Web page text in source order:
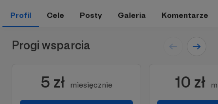
Profil Cele Posty Galeria Komentarze
Progi wsparcia
5 zł miesięcznie 10 zł